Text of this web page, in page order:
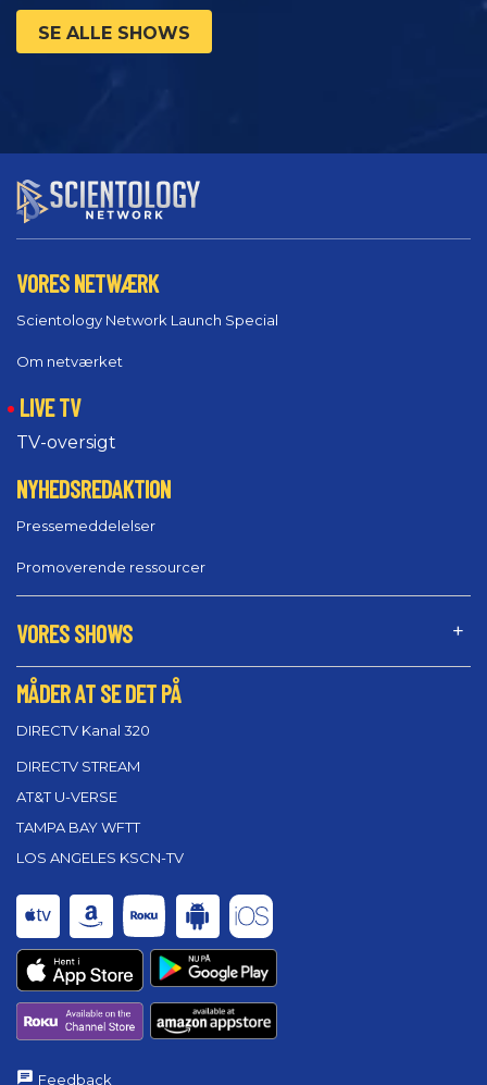
SE ALLE SHOWS
VORES NETWÆRK
Scientology Network Launch Special
Om netværket
LIVE TV
TV-oversigt
NYHEDSREDAKTION
Pressemeddelelser
Promoverende ressourcer
VORES SHOWS
MÅDER AT SE DET PÅ
DIRECTV Kanal 320
DIRECTV STREAM
AT&T U-VERSE
TAMPA BAY WFTT
LOS ANGELES KSCN-TV
Feedback